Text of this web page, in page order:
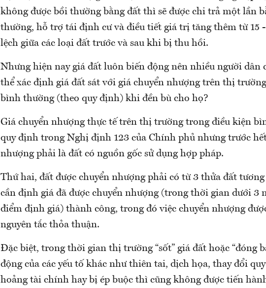
không được bồi thường bằng đất thì sẽ được chi trả một lần
thường, hỗ trợ tái định cư và điều tiết giá trị tăng thêm từ 15
lệch giữa các loại đất trước và sau khi bị thu hồi.
Nhưng hiện nay giá đất luôn biến động nên nhiều người dân
thể xác định giá đất sát với giá chuyển nhượng trên thị
bình thường (theo quy định) khi đền bù cho họ?
Giá chuyển nhượng thực tế trên thị trường trong điều kiện
quy định trong Nghị định 123 của Chính phủ nhưng trước
nhượng phải là đất có nguồn gốc sử dụng hợp pháp.
Thứ hai, đất được chuyển nhượng phải có từ 3 thửa đất
cần định giá đã được chuyển nhượng (trong thời gian dưới 3
điểm định giá) thành công, trong đó việc chuyển nhượng
nguyên tắc thỏa thuận.
Đặc biệt, trong thời gian thị trường “sốt” giá đất hoặc “đóng
động của các yếu tố khác như thiên tai, dịch họa, thay đổi
hoảng tài chính hay bị ép buộc thì cũng không được tiến